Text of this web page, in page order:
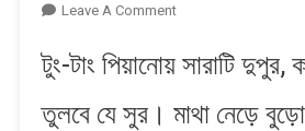
Leave A CommentOn
Tang
Sarati
টুং-টাং পিয়ানোয় সারাটি দুপুর,
তুলবে যে সুর। মাথা নেড়ে